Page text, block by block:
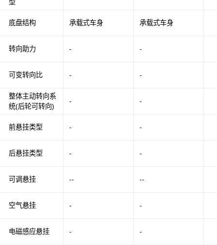
型
底盘结构
转向助力
可变转向比
整体主动转向系
统(后轮可转向)
前悬挂类型
后悬挂类型
可调悬挂
空气悬挂
电磁感应悬挂
承载式车身 承载式车身
- -
- -
- -
- -
- -
-- --
- -
- -